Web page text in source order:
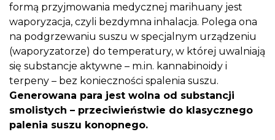
formą przyjmowania medycznej marihuany jest
waporyzacja, czyli bezdymna inhalacja. Polega ona
na podgrzewaniu suszu w specjalnym urządzeniu
(waporyzatorze) do temperatury, w której uwalniają
się substancje aktywne – m.in. kannabinoidy i
terpeny – bez konieczności spalenia suszu.
Generowana para jest wolna od substancji
smolistych – przeciwieństwie do klasycznego
palenia suszu konopnego.